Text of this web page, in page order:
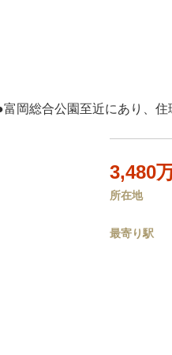
岡総合公園至近にあり、住
3,480
所在地
最寄り駅